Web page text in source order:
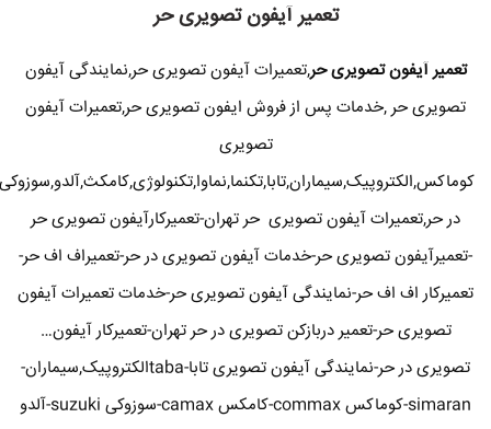
تعمیر آیفون تصویری حر
تعمیر آیفون تصویری حر,تعمیرات آیفون تصویری حر,نمایندگی آیفون
تصویری حر ,خدمات پس از فروش ایفون تصویری حر,تعمیرات آیفون
تصویری
کوماکس,الکتروپیک,سیماران,تابا,تکنما,نماوا,تکنولوژی,کامکث,آلدو,سوزوکی
در حر,تعمیرات آیفون تصویری حر تهران-تعمیرکارآیفون تصویری حر
-تعمیرآیفون تصویری حر-خدمات آیفون تصویری در حر-تعمیراف اف حر-
تعمیرکار اف اف حر-نمایندگی آیفون تصویری حر-خدمات تعمیرات آیفون
تصویری حر-تعمیر دربازکن تصویری در حر تهران-تعمیرکار آیفون…
تصویری در حر-نمایندگی آیفون تصویری تابا-tabaالکتروپیک,سیماران-
simaran-کوماکس commax-کامکس camax-سوزوکی suzuki-آلدو